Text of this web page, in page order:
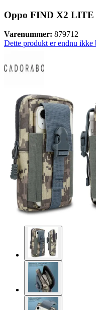
Oppo FIND X2 LITE
Varenummer: 879712
Dette produkt er endnu ikke